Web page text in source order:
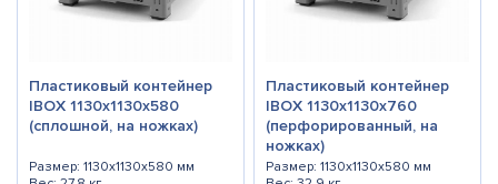
Пластиковый контейнер
IBOX 1130x1130x580
(сплошной, на ножках)
Размер: 1130x1130x580 мм
Пластиковый контейнер
IBOX 1130x1130x760
(перфорированный, на
ножках)
Размер: 1130x1130x580 мм